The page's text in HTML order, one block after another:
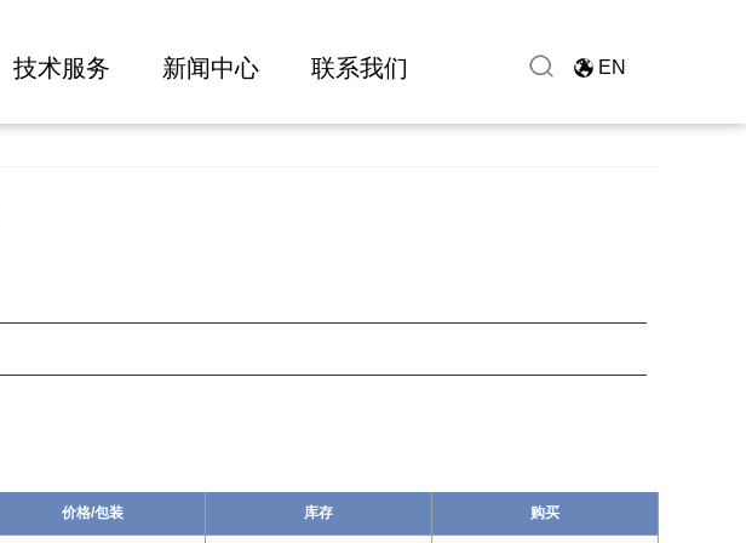
技术服务 新闻中心 联系我们 EN
价格/包装 库存 购买